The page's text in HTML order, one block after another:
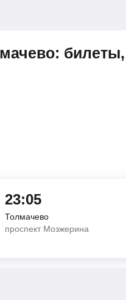
23:05
Толмачево
проспект Мозжерина